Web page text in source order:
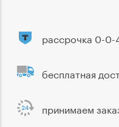
рассрочка 0-0-
бесплатная
принимаем